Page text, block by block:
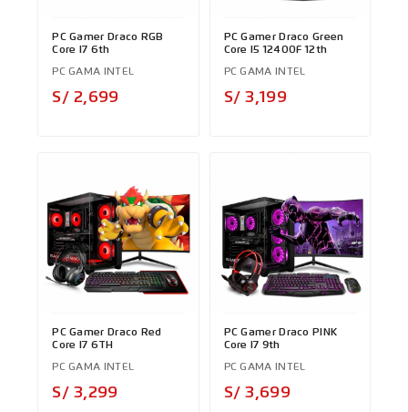
PC Gamer Draco RGB
Core I7 6th
PC GAMA INTEL
S/ 2,699
PC Gamer Draco Green
Core I5 12400F 12th
PC GAMA INTEL
S/ 3,199
PC Gamer Draco Red
Core I7 6TH
PC GAMA INTEL
S/ 3,299
PC Gamer Draco PINK
Core I7 9th
PC GAMA INTEL
S/ 3,699